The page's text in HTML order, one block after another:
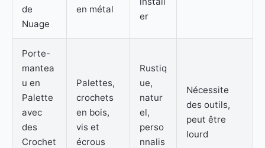
de
Nuage
en métal
er
Porte-
mantea
u en
Palette
avec
des
Crochet
Palettes,
crochets
en bois,
vis et
écrous
Rustiq
ue,
natur
el,
perso
nnalis
Nécessite
des outils,
peut être
lourd